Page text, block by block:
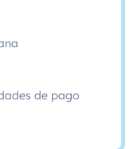
de pago